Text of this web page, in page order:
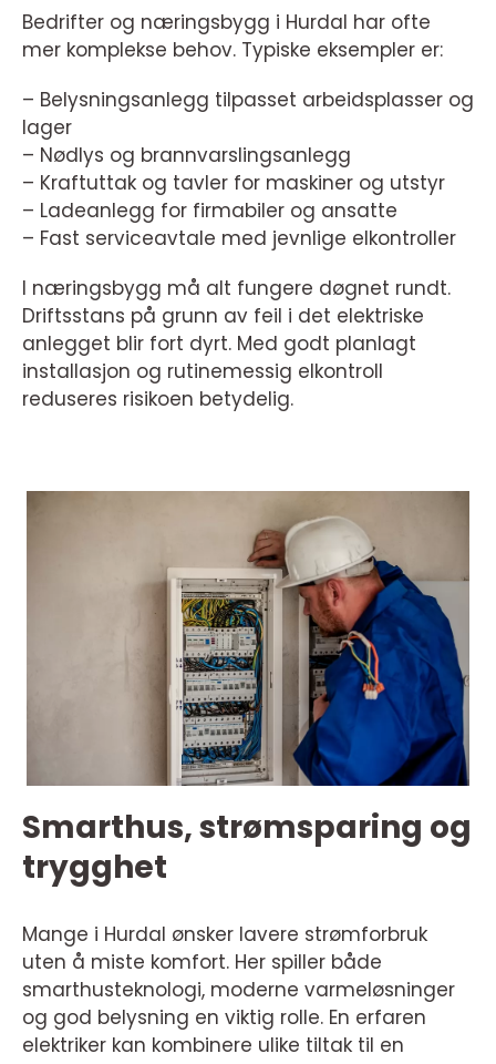
Bedrifter og næringsbygg i Hurdal har ofte
mer komplekse behov. Typiske eksempler er:
– Belysningsanlegg tilpasset arbeidsplasser og
lager
– Nødlys og brannvarslingsanlegg
– Kraftuttak og tavler for maskiner og utstyr
– Ladeanlegg for firmabiler og ansatte
– Fast serviceavtale med jevnlige elkontroller
I næringsbygg må alt fungere døgnet rundt.
Driftsstans på grunn av feil i det elektriske
anlegget blir fort dyrt. Med godt planlagt
installasjon og rutinemessig elkontroll
reduseres risikoen betydelig.
Smarthus, strømsparing og
trygghet
Mange i Hurdal ønsker lavere strømforbruk
uten å miste komfort. Her spiller både
smarthusteknologi, moderne varmeløsninger
og god belysning en viktig rolle. En erfaren
elektriker kan kombinere ulike tiltak til en